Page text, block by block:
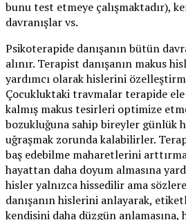
bunu test etmeye çalışmaktadır),
davranışlar vs.
Psikoterapide danışanın bütün
alınır. Terapist danışanın makus
yardımcı olarak hislerini
Çocukluktaki travmalar terapide
kalmış makus tesirleri optimize
bozukluğuna sahip bireyler günlük
uğraşmak zorunda kalabilirler.
baş edebilme maharetlerini
hayattan daha doyum almasına
hisler yalnızca hissedilir ama
danışanın hislerini anlayarak,
kendisini daha düzgün anlamasına,